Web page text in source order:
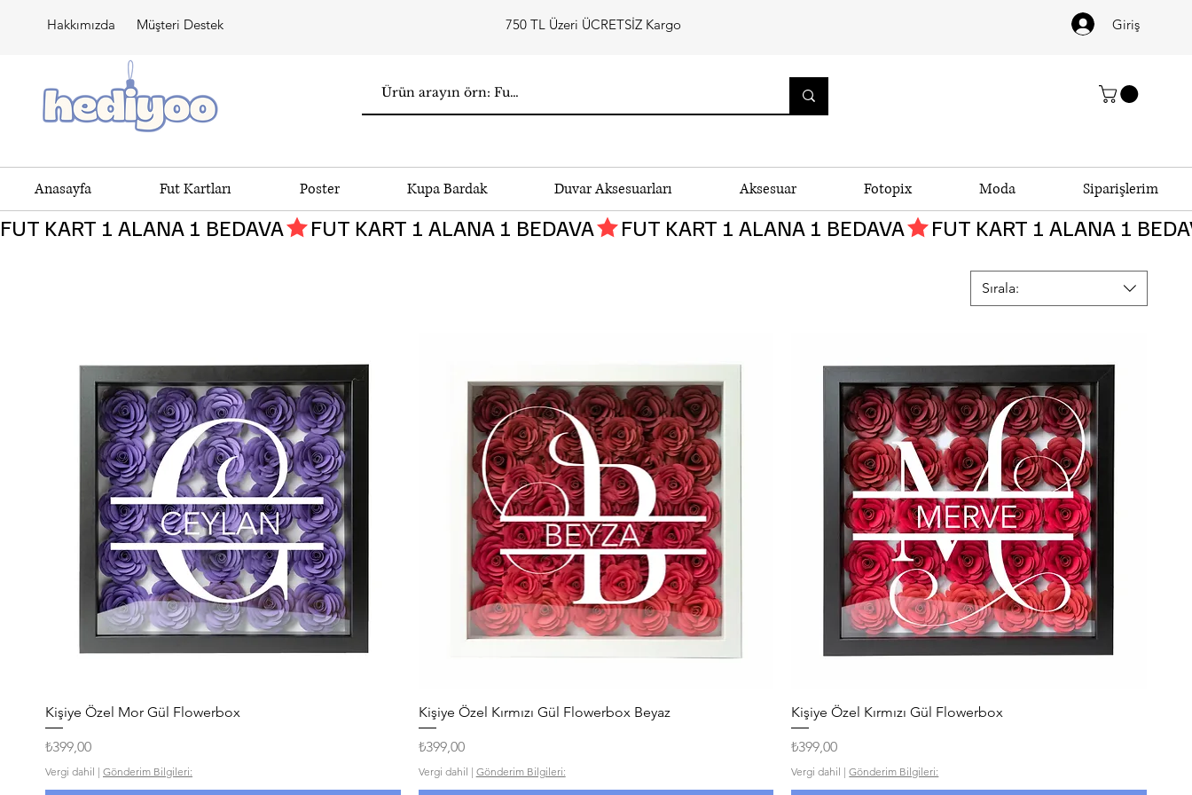
Hakkımızda Müşteri Destek 750 TL Üzeri ÜCRETSİZ Kargo Giriş
Anasayfa Fut Kartları Poster Kupa Bardak Duvar Aksesuarları Aksesuar Fotopix Moda Siparişlerim
FUT KART 1 ALANA 1 BEDAVA
Sırala:
Hızlı Bakış
Kişiye Özel Mor Gül Flowerbox
Fiyat
₺399,00
Vergi dahil | Gönderim Bilgileri:
Hızlı Bakış
Kişiye Özel Kırmızı Gül Flowerbox Beyaz
Fiyat
₺399,00
Vergi dahil | Gönderim Bilgileri:
Hızlı Bakış
Kişiye Özel Kırmızı Gül Flowerbox
Fiyat
₺399,00
Vergi dahil |Gönderim Bilgileri: